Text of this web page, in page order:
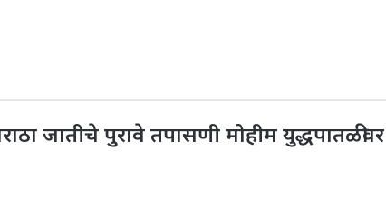
जातीचे पुरावे तपासणी मोहीम युद्धपातळीवर